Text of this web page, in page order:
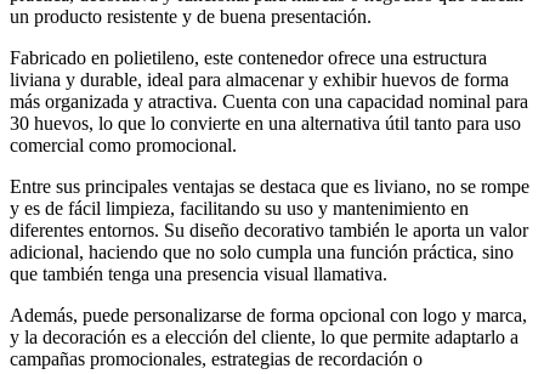
un producto resistente y de buena presentación.
Fabricado en polietileno, este contenedor ofrece una estructura
liviana y durable, ideal para almacenar y exhibir huevos de forma
más organizada y atractiva. Cuenta con una capacidad nominal para
30 huevos, lo que lo convierte en una alternativa útil tanto para uso
comercial como promocional.
Entre sus principales ventajas se destaca que es liviano, no se rompe
y es de fácil limpieza, facilitando su uso y mantenimiento en
diferentes entornos. Su diseño decorativo también le aporta un valor
adicional, haciendo que no solo cumpla una función práctica, sino
que también tenga una presencia visual llamativa.
Además, puede personalizarse de forma opcional con logo y marca,
y la decoración es a elección del cliente, lo que permite adaptarlo a
campañas promocionales, estrategias de recordación o